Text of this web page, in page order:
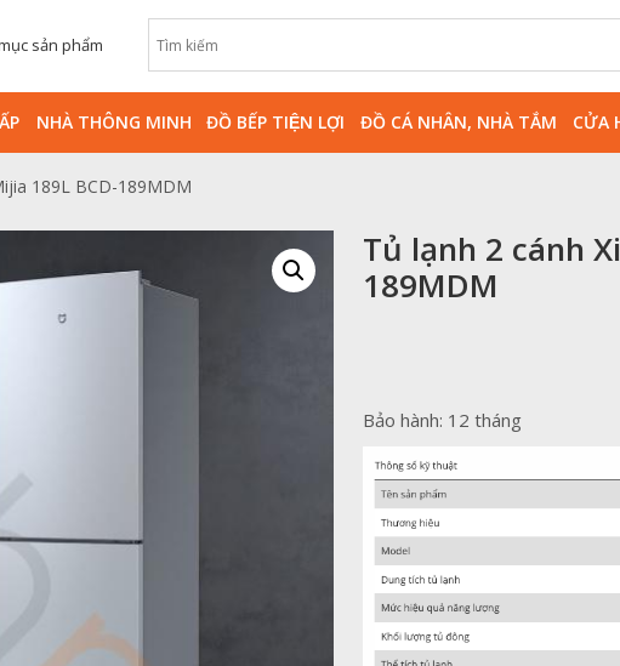
sản phẩm
NHÀ THÔNG MINH ĐỒ BẾP TIỆN LỢI ĐỒ CÁ NHÂN, NHÀ TẮM CỬA
189L BCD-189MDM
Tủ lạnh 2 cánh
189MDM
Bảo hành: 12 tháng